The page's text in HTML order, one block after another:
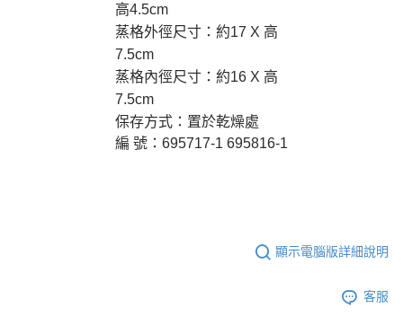
高4.5cm
蒸格外徑尺寸：約17 X 高
7.5cm
蒸格內徑尺寸：約16 X 高
7.5cm
保存方式：置於乾燥處
編 號：695717-1 695816-1
顯示電腦版詳細說明
客服